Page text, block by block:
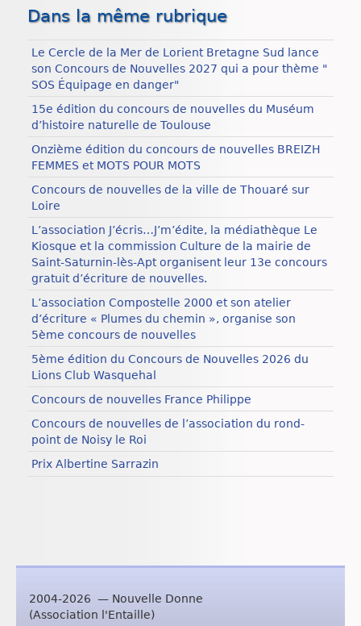
Dans la même rubrique
Le Cercle de la Mer de Lorient Bretagne Sud lance
son Concours de Nouvelles 2027 qui a pour thème "
SOS Équipage en danger"
15e édition du concours de nouvelles du Muséum
d’histoire naturelle de Toulouse
Onzième édition du concours de nouvelles BREIZH
FEMMES et MOTS POUR MOTS
Concours de nouvelles de la ville de Thouaré sur
Loire
L’association J’écris…J’m’édite, la médiathèque Le
Kiosque et la commission Culture de la mairie de
Saint-Saturnin-lès-Apt organisent leur 13e concours
gratuit d’écriture de nouvelles.
L’association Compostelle 2000 et son atelier
d’écriture « Plumes du chemin », organise son
5ème concours de nouvelles
5ème édition du Concours de Nouvelles 2026 du
Lions Club Wasquehal
Concours de nouvelles France Philippe
Concours de nouvelles de l’association du rond-
point de Noisy le Roi
Prix Albertine Sarrazin
2004-2026 — Nouvelle Donne
(Association l'Entaille)